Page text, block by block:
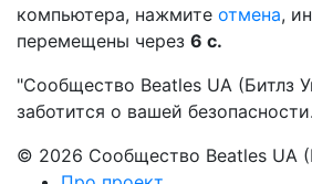
компьютера, нажмите отмена,
перемещены через 6 с.
"Сообщество Beatles UA (Битлз
заботится о вашей безопасности.
© 2026 Сообщество Beatles UA